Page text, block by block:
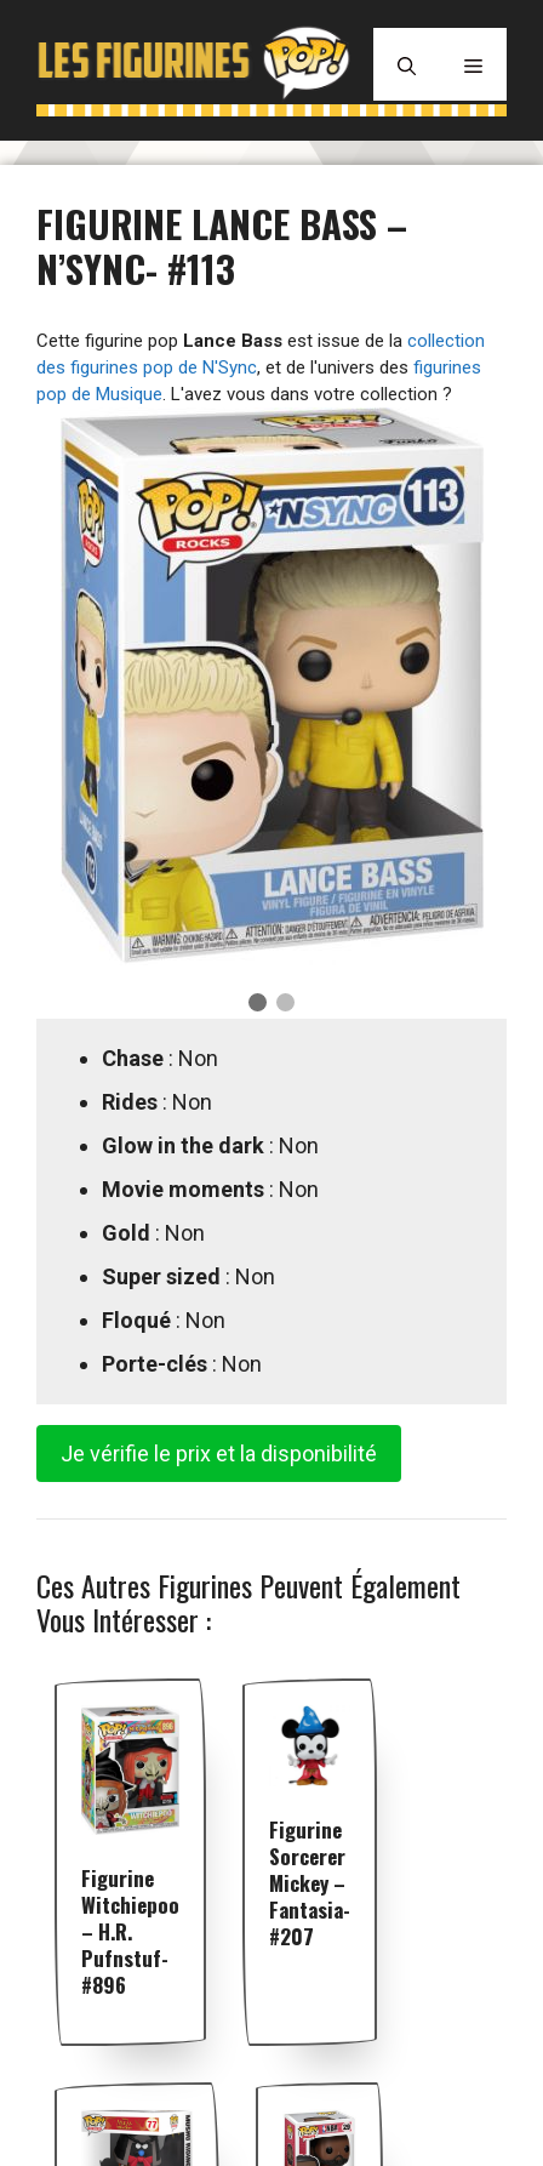
contenu
MENU
FIGURINE LANCE BASS –
N’SYNC- #113
Cette figurine pop Lance Bass est issue de la collection
des figurines pop de N'Sync, et de l'univers des figurines
pop de Musique. L'avez vous dans votre collection ?
Chase : Non
Rides : Non
Glow in the dark : Non
Movie moments : Non
Gold : Non
Super sized : Non
Floqué : Non
Porte-clés : Non
Je vérifie le prix et la disponibilité
Ces Autres Figurines Peuvent Également
Vous Intéresser :
Figurine
Witchiepoo
– H.R.
Pufnstuf-
#896
Figurine
Sorcerer
Mickey –
Fantasia-
#207